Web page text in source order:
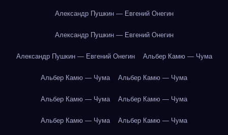
Александр Пушкин — Евгений Онегин
Александр Пушкин — Евгений Онегин
Александр Пушкин — Евгений Онегин Альбер Камю — Чума
Альбер Камю — Чума Альбер Камю — Чума
Альбер Камю — Чума Альбер Камю — Чума
Альбер Камю — Чума Альбер Камю — Чума